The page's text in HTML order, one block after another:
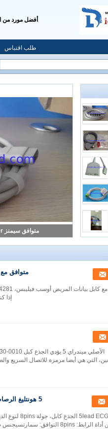
أفضل مورد من
طلب اقتباس
الأصلي ميندراي 5 يؤدي
متوافق مع
إذا
5 هونتليغ الرصاص ECG الجذع كابل، الجولة دبابيس 8 إلى نوع الدين